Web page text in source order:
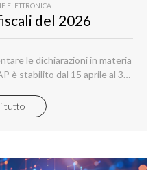
ELETTRONICA
del 2026
le dichiarazioni in materia
è stabilito dal 15 aprile al 31
tutto